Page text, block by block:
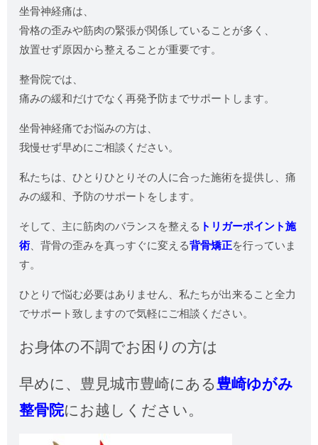
坐骨神経痛は、
骨格の歪みや筋肉の緊張が関係していることが多く、
放置せず原因から整えることが重要です。
整骨院では、
痛みの緩和だけでなく再発予防までサポートします。
坐骨神経痛でお悩みの方は、
我慢せず早めにご相談ください。
私たちは、ひとりひとりその人に合った施術を提供し、痛
みの緩和、予防のサポートをします。
そして、主に筋肉のバランスを整える トリガーポイント施
術、背骨の歪みを真っすぐに変える背骨矯正を行っていま
す。
ひとりで悩む必要はありません、私たちが出来ること全力
でサポート致しますので気軽にご相談ください。
お身体の不調でお困りの方は
早めに、 豊見城市豊崎にある豊崎ゆがみ
整骨院にお越しください。